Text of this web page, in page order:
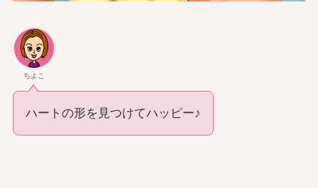
ちよこ
ハートの形を見つけてハッピー♪